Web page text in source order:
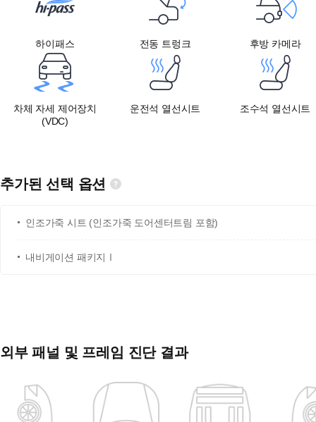
하이패스 전동 트렁크 후방 카메라
차체 자세 제어장치
(VDC)
운전석 열선시트 조수석 열선시트
추가된 선택 옵션
인조가죽 시트 (인조가죽 도어센터트림 포함)
내비게이션 패키지Ⅰ
외부 패널 및 프레임 진단 결과